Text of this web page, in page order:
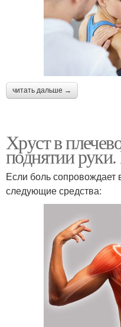
читать дальше →
Хруст в
поднятии
Если боль сопровождает
следующие средства: